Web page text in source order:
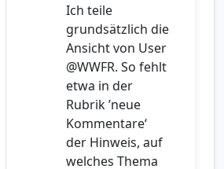
Ich teile
grundsätzlich die
Ansicht von User
@WWFR. So fehlt
etwa in der
Rubrik ’neue
Kommentare‘
der Hinweis, auf
welches Thema